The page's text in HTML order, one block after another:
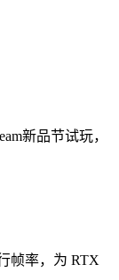
新品节试玩，
帧率，为 RTX